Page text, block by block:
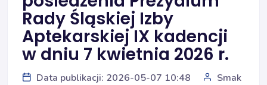
Rady Śląskiej Izby
Aptekarskiej IX kadencji
w dniu 7 kwietnia 2026 r.
Data publikacji: 2026-05-07 10:48
Smak